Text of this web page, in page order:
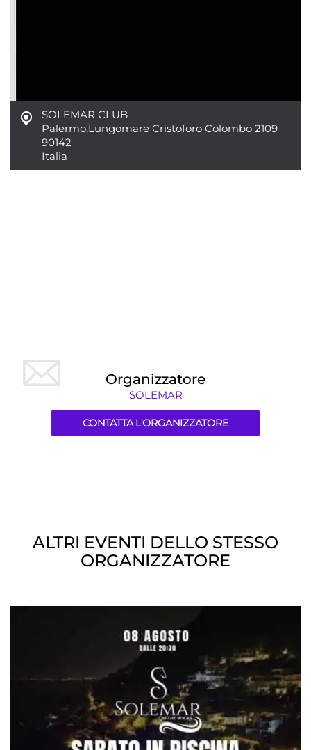
SOLEMAR CLUB
Palermo,Lungomare Cristoforo Colombo 2109
90142
Italia
Organizzatore
SOLEMAR
CONTATTA L'ORGANIZZATORE
ALTRI EVENTI DELLO STESSO
ORGANIZZATORE